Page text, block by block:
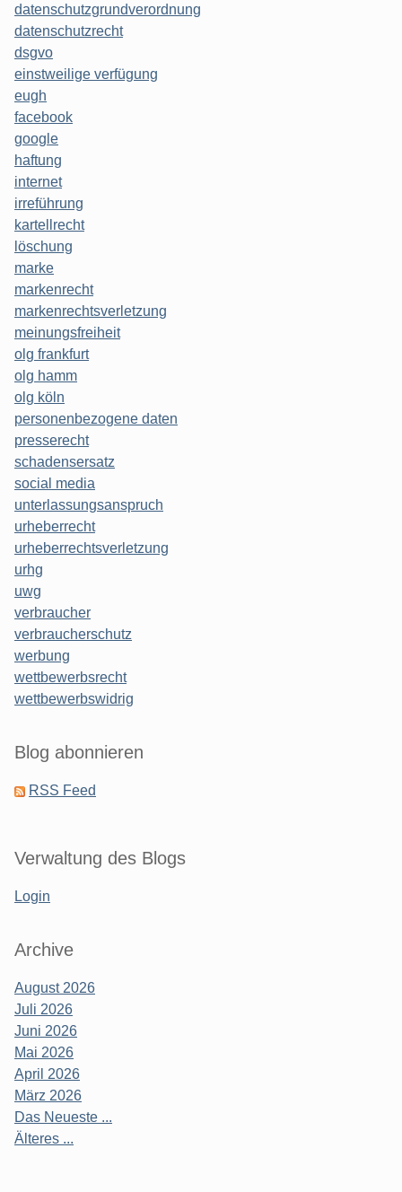
datenschutzgrundverordnung
datenschutzrecht
dsgvo
einstweilige verfügung
eugh
facebook
google
haftung
internet
irreführung
kartellrecht
löschung
marke
markenrecht
markenrechtsverletzung
meinungsfreiheit
olg frankfurt
olg hamm
olg köln
personenbezogene daten
presserecht
schadensersatz
social media
unterlassungsanspruch
urheberrecht
urheberrechtsverletzung
urhg
uwg
verbraucher
verbraucherschutz
werbung
wettbewerbsrecht
wettbewerbswidrig
Blog abonnieren
RSS Feed
Verwaltung des Blogs
Login
Archive
August 2026
Juli 2026
Juni 2026
Mai 2026
April 2026
März 2026
Das Neueste ...
Älteres ...